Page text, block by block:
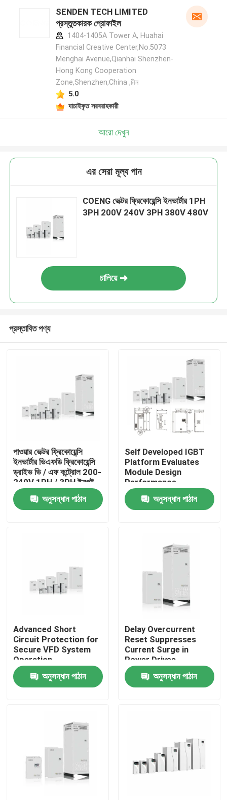
বাড়ি
কারখানা পরিদর্শন
গুণমান নিয়ন্ত্রণ
একটি উদ্ধৃতি অনুরোধ করুন
SENDEN TECH LIMITED
প্রস্তুতকারক প্রোফাইল
1404-1405A Tower A, Huahai
Financial Creative Center,No.5073
Menghai Avenue,Qianhai Shenzhen-
Hong Kong Cooperation
Zone,Shenzhen,China ,চীন
5.0
যাচাইকৃত সরবরাহকারী
আরো দেখুন
এর সেরা মূল্য পান
COENG ভেক্টর ফ্রিকোয়েন্সি ইনভার্টার 1PH
3PH 200V 240V 3PH 380V 480V
চালিয়ে
প্রস্তাবিত পণ্য
পাওয়ার ভেক্টর ফ্রিকোয়েন্সি
ইনভার্টার ভিএফডি ফ্রিকোয়েন্সি
ড্রাইভ ভি / এফ কন্ট্রোল 200-
240V 1PH / 3PH ইনপুট
ভোল্টেজ নিম্ন কম্পন
অনুসন্ধান পাঠান
Self Developed IGBT
Platform Evaluates
Module Design
Performance
অনুসন্ধান পাঠান
Advanced Short
Circuit Protection for
Secure VFD System
Operation
অনুসন্ধান পাঠান
Delay Overcurrent
Reset Suppresses
Current Surge in
Power Drives
অনুসন্ধান পাঠান